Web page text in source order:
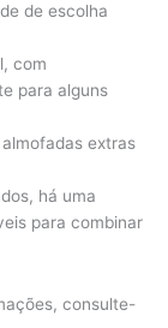
de escolha
com
para alguns
extras
há uma
para combinar
consulte-